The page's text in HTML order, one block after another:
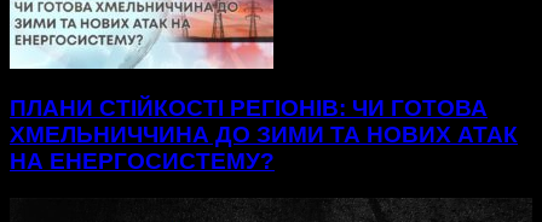
ПЛАНИ СТІЙКОСТІ РЕГІОНІВ: ЧИ ГОТОВА
ХМЕЛЬНИЧЧИНА ДО ЗИМИ ТА НОВИХ АТАК
НА ЕНЕРГОСИСТЕМУ?